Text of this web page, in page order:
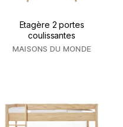
Etagère 2 portes
coulissantes
MAISONS DU MONDE